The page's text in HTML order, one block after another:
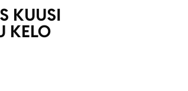
KUUSI
KELO